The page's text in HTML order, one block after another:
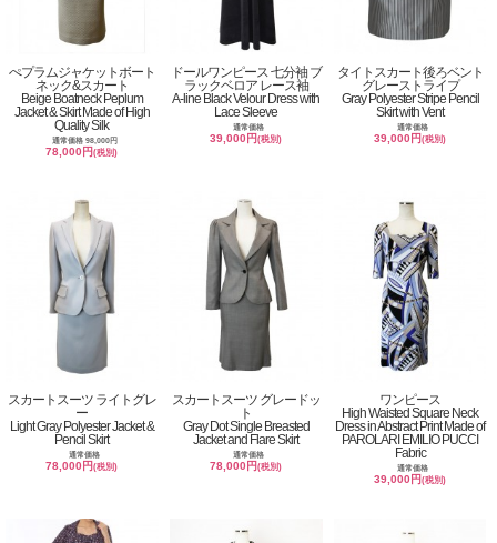
ぺプラムジャケットボート
ネック&スカート
Beige Boatneck Peplum
Jacket & Skirt Made of High
Quality Silk
通常価格 98,000円
78,000円(税別)
ドールワンピース 七分袖 ブ
ラックベロア レース袖
A-line Black Velour Dress with
Lace Sleeve
通常価格
39,000円(税別)
タイトスカート後ろベント
グレーストライプ
Gray Polyester Stripe Pencil
Skirt with Vent
通常価格
39,000円(税別)
スカートスーツ ライトグレ
ー
Light Gray Polyester Jacket &
Pencil Skirt
通常価格
78,000円(税別)
スカートスーツ グレードッ
ト
Gray Dot Single Breasted
Jacket and Flare Skirt
通常価格
78,000円(税別)
ワンピース
High Waisted Square Neck
Dress in Abstract Print Made of
PAROLARI EMILIO PUCCI
Fabric
通常価格
39,000円(税別)